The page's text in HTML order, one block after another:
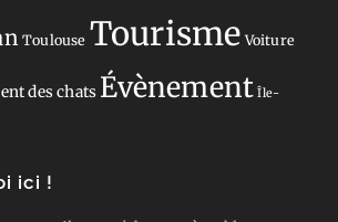
Toulouse Tourisme Voiture
des chats Évènement Île-
ici !